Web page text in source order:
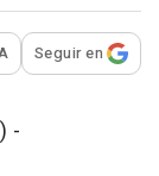
para
Seguir en
-